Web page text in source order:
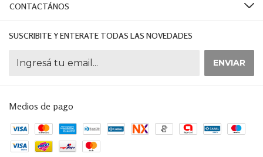
CONTACTÁNOS
SUSCRIBITE Y ENTERATE TODAS LAS NOVEDADES
Medios de pago